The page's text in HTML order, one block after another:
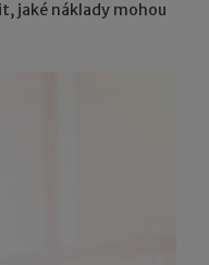
jaké náklady mohou